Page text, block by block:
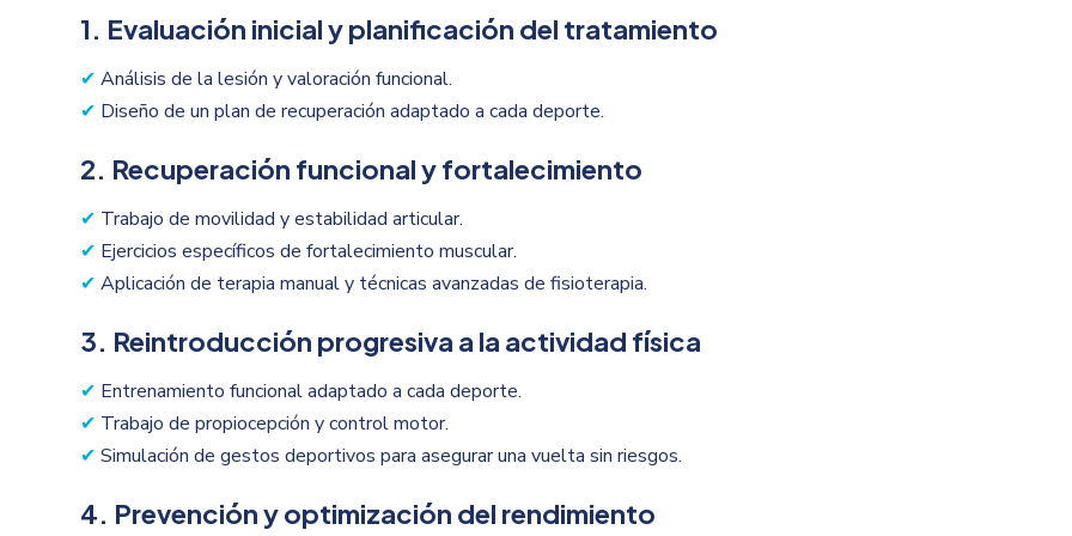
1. Evaluación inicial y planificación del tratamiento
✔ Análisis de la lesión y valoración funcional.
✔ Diseño de un plan de recuperación adaptado a cada deporte.
2. Recuperación funcional y fortalecimiento
✔ Trabajo de movilidad y estabilidad articular.
✔ Ejercicios específicos de fortalecimiento muscular.
✔ Aplicación de terapia manual y técnicas avanzadas de fisioterapia.
3. Reintroducción progresiva a la actividad física
✔ Entrenamiento funcional adaptado a cada deporte.
✔ Trabajo de propiocepción y control motor.
✔ Simulación de gestos deportivos para asegurar una vuelta sin riesgos.
4. Prevención y optimización del rendimiento